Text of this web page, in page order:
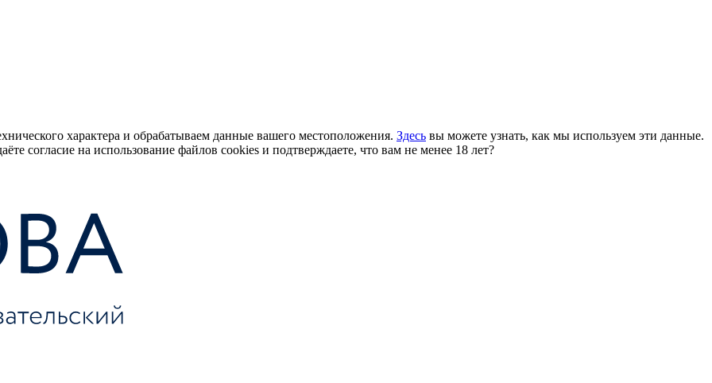
характера и обрабатываем данные вашего местоположения. Здесь вы можете узнать, как мы используем эти данные.
согласие на использование файлов cookies и подтверждаете, что вам не менее 18 лет?